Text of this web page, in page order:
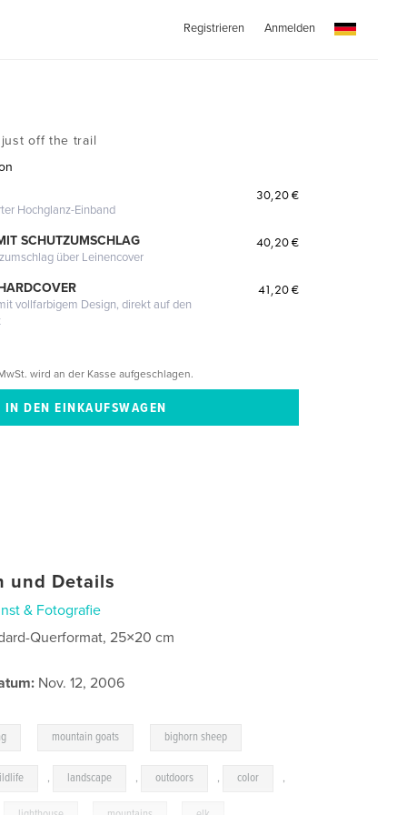
Registrieren Anmelden
off the trail
Hochglanz-Einband
30,20 €
SCHUTZUMSCHLAG
über Leinencover
40,20 €
vollfarbigem Design, direkt auf den
41,20 €
wird an der Kasse aufgeschlagen.
und Details
& Fotografie
Querformat, 25×20 cm
Nov. 12, 2006
mountain goats bighorn sheep
, landscape , outdoors , color ,